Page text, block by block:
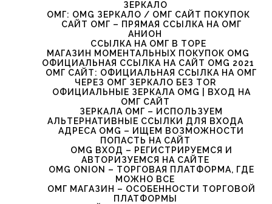
ЗЕРКАЛО
ОМГ: OMG ЗЕРКАЛО / ОМГ САЙТ ПОКУПОК
САЙТ ОМГ – ПРЯМАЯ ССЫЛКА НА ОМГ
АНИОН
ССЫЛКА НА ОМГ В ТОРЕ
МАГАЗИН МОМЕНТАЛЬНЫХ ПОКУПОК OMG
ОФИЦИАЛЬНАЯ ССЫЛКА НА САЙТ OMG 2021
ОМГ САЙТ: ОФИЦИАЛЬНАЯ ССЫЛКА НА ОМГ
ЧЕРЕЗ ОМГ ЗЕРКАЛО БЕЗ TOR
ОФИЦИАЛЬНЫЕ ЗЕРКАЛА OMG | ВХОД НА
ОМГ САЙТ
ЗЕРКАЛА ОМГ – ИСПОЛЬЗУЕМ
АЛЬТЕРНАТИВНЫЕ ССЫЛКИ ДЛЯ ВХОДА
АДРЕСА OMG – ИЩЕМ ВОЗМОЖНОСТИ
ПОПАСТЬ НА САЙТ
OMG ВХОД – РЕГИСТРИРУЕМСЯ И
АВТОРИЗУЕМСЯ НА САЙТЕ
OMG ONION – ТОРГОВАЯ ПЛАТФОРМА, ГДЕ
МОЖНО ВСЕ
ОМГ МАГАЗИН – ОСОБЕННОСТИ ТОРГОВОЙ
ПЛАТФОРМЫ